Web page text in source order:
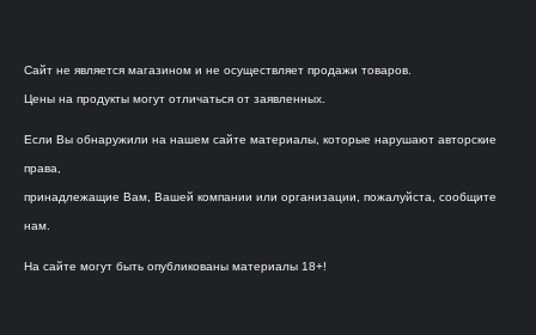
Сайт не является магазином и не осуществляет продажи товаров.
Цены на продукты могут отличаться от заявленных.
Если Вы обнаружили на нашем сайте материалы, которые нарушают авторские
права,
принадлежащие Вам, Вашей компании или организации, пожалуйста, сообщите
нам.
На сайте могут быть опубликованы материалы 18+!